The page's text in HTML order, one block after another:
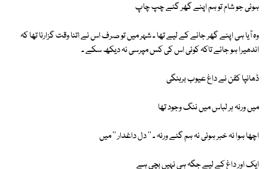
ہوئی جو شام تو ہم اپنے گھر گئے چپ چاپ
وہ آیا ہی اپنے گھر جانے کے لیے تھا ۔ شہر میں تو صرف اس نے اتنا وقت گزارنا تھا کہ
اندھیرا ہو جائے تاکہ کوئی اس کی کس مپرسی نہ دیکھ سکے ۔
ڈھانپا کفن نے داغ عیوب برہنگی
میں ورنہ ہر لباس میں ننگ وجود تھا
اچھا ہوا نہ خبر ہوئی نہ ہم گئے ورنہ ۔ '' دل داغدار '' میں
ایک اور داغ کے لیے جگہ ہی نہیں بچی ہے